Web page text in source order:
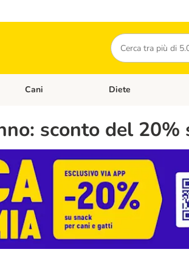
Cerca
Occasioni
Apri Menù Categoria: Gatti
Cani Apri Menù Categoria:
Diete
sconto del 20%